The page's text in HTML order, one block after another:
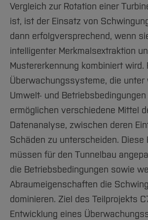
Vergleich zur Rotation einer
ist, ist der Einsatz von
dann erfolgversprechend, wenn
intelligenter Merkmalsextraktion
Mustererkennung kombiniert wird.
Überwachungssysteme, die unter
Umwelt- und
ermöglichen verschiedene Mittel
Datenanalyse, zwischen deren
Schäden zu unterscheiden. Diese
müssen für den Tunnelbau
die Betriebsbedingungen sowie
Abraumeigenschaften die
dominieren. Ziel des Teilprojekts
Entwicklung eines